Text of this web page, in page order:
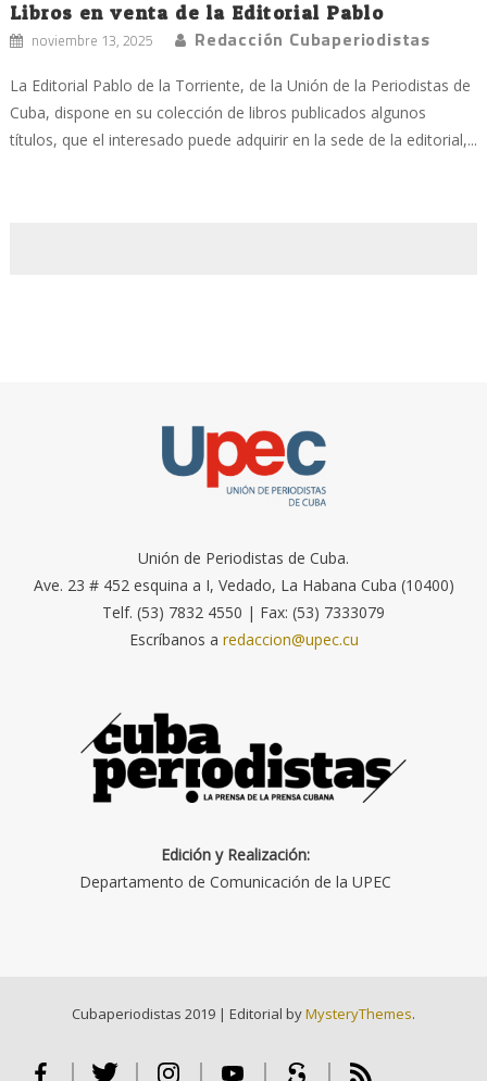
Libros en venta de la Editorial Pablo
noviembre 13, 2025 Redacción Cubaperiodistas
La Editorial Pablo de la Torriente, de la Unión de la Periodistas de
Cuba, dispone en su colección de libros publicados algunos
títulos, que el interesado puede adquirir en la sede de la editorial,...
Unión de Periodistas de Cuba.
Ave. 23 # 452 esquina a I, Vedado, La Habana Cuba (10400)
Telf. (53) 7832 4550 | Fax: (53) 7333079
Escríbanos a redaccion@upec.cu
Edición y Realización:
Departamento de Comunicación de la UPEC
Cubaperiodistas 2019 | Editorial byMysteryThemes.